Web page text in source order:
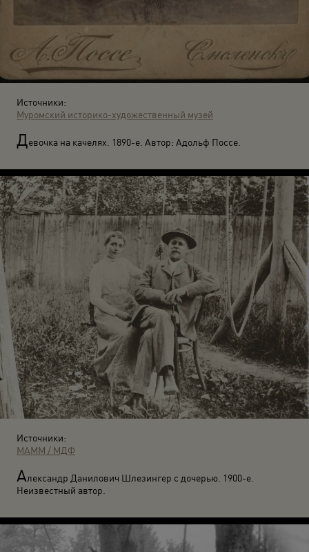
Источники:
Муромский историко-художественный музей
Девочка на качелях. 1890-е. Автор: Адольф Поссе.
Источники:
МАММ / МДФ
Александр Данилович Шлезингер с дочерью. 1900-е.
Неизвестный автор.